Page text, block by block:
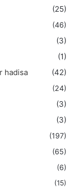
(25)
(46)
(3)
(1)
hadisa
(42)
(24)
(3)
(3)
(197)
(65)
(6)
(15)